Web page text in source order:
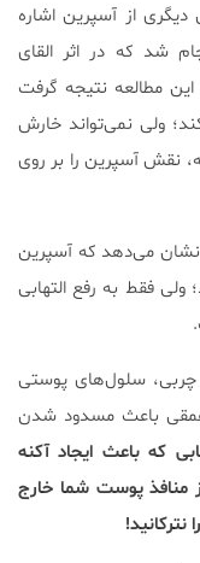
از آسپرین اشاره
انجام شد که در اثر القای
مطالعه نتیجه گرفت
ولی نمی‌تواند خارش
نقش آسپرین را بر روی
نشان می‌دهد که آسپرین
فقط به رفع التهابی
چربی، سلول‌های پوستی
باعث مسدود شدن
که باعث ایجاد آکنه
منافذ پوست شما خارج